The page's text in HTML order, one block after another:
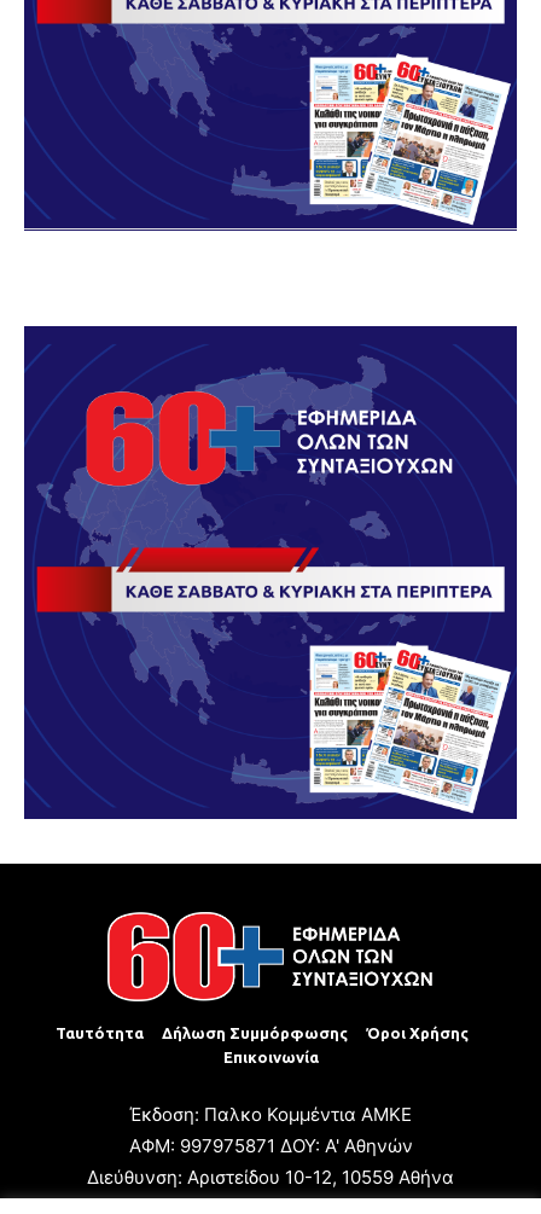
Ταυτότητα Δήλωση Συμμόρφωσης
Όροι Χρήσης
Επικοινωνία
Έκδοση: Παλκο Κομμέντια ΑΜΚΕ
ΑΦΜ: 997975871 ΔΟΥ: Α' Αθηνών
Διεύθυνση: Αριστείδου 10-12, 10559 Αθήνα